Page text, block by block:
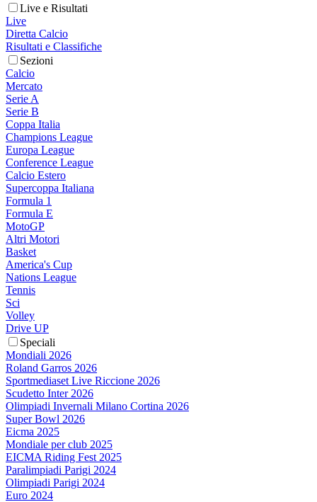
Live e Risultati
Live
Diretta Calcio
Risultati e Classifiche
Sezioni
Calcio
Mercato
Serie A
Serie B
Coppa Italia
Champions League
Europa League
Conference League
Calcio Estero
Supercoppa Italiana
Formula 1
Formula E
MotoGP
Altri Motori
Basket
America's Cup
Nations League
Tennis
Sci
Volley
Drive UP
Speciali
Mondiali 2026
Roland Garros 2026
Sportmediaset Live Riccione 2026
Scudetto Inter 2026
Olimpiadi Invernali Milano Cortina 2026
Super Bowl 2026
Eicma 2025
Mondiale per club 2025
EICMA Riding Fest 2025
Paralimpiadi Parigi 2024
Olimpiadi Parigi 2024
Euro 2024